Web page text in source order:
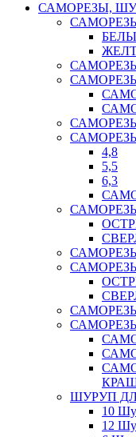
САМОРЕЗЫ,
4,8
5,5
6,3
ШУРУП
10
12